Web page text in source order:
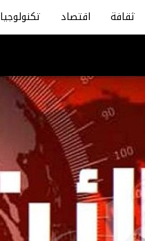
ثقافة اقتصاد تكنولوجيا